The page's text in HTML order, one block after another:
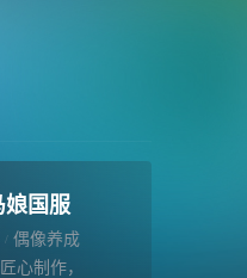
娘国服
偶像养成
心制作，